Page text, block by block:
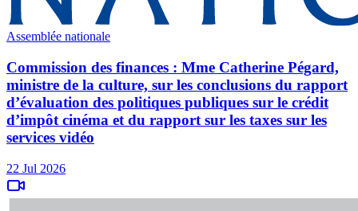
Assemblée nationale
Commission des finances : Mme Catherine Pégard,
ministre de la culture, sur les conclusions du rapport
d’évaluation des politiques publiques sur le crédit
d’impôt cinéma et du rapport sur les taxes sur les
services vidéo
22 Jul 2026